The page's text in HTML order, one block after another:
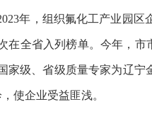
年，组织氟化工产业园
在全省入列榜单。今年，
家级、省级质量专家为辽
使企业受益匪浅。